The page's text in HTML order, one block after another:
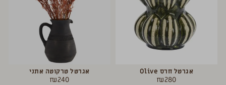
אגרטל חרס Olive
₪280
אגרטל טרקוטה אתני
₪240